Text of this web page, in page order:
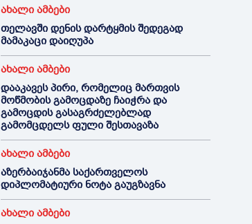
ახალი ამბები
თელავში დენის დარტყმის შედეგად
მამაკაცი დაიღუპა
ახალი ამბები
დააკავეს პირი, რომელიც მართვის
მოწმობის გამოცდაზე ჩაიჭრა და
გამოცდის გასაგრძელებლად
გამომცდელს ფული შესთავაზა
ახალი ამბები
აზერბაიჯანმა საქართველოს
დიპლომატიური ნოტა გაუგზავნა
ახალი ამბები